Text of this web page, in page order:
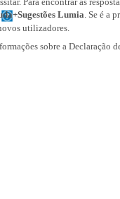
Lumia. Se é a
utilizadores.
sobre a